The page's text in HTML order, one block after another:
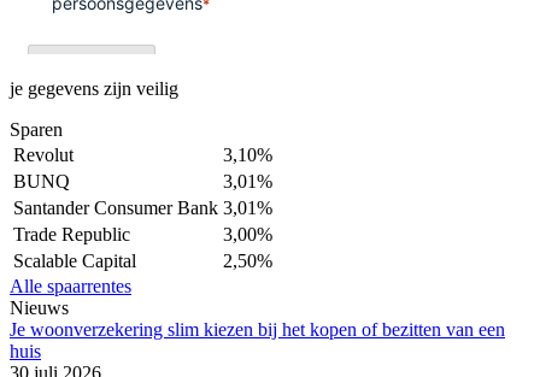
je gegevens zijn veilig
Sparen
Revolut
3,10%
BUNQ
3,01%
Santander Consumer Bank 3,01%
Trade Republic
3,00%
Scalable Capital
2,50%
Alle spaarrentes
Nieuws
Je woonverzekering slim kiezen bij het kopen of bezitten van een
huis